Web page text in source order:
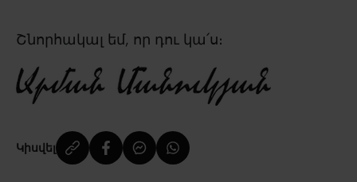
Շնորհակալ եմ, որ դու կա՛ս։
Կիսվել